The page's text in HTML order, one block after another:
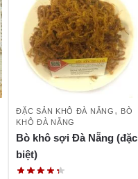
ĐẶC SẢN KHÔ ĐÀ NẴNG , BÒ
KHÔ ĐÀ NẴNG
Bò khô sợi Đà Nẵng (đặc
biệt)